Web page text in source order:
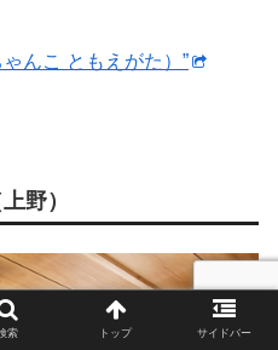
んこ ともえがた）”
野）
索 トップ サイドバー